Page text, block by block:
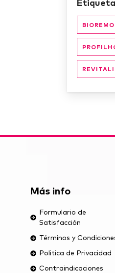
Más info
Formulario de
Satisfacción
Términos y
Politica de Privacidad
Contraindicaciones